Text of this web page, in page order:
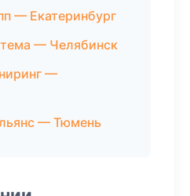
— Екатеринбург
— Челябинск
—
— Тюмень